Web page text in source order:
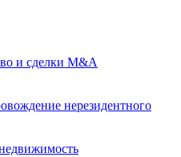
и сделки M&A
нерезидентного